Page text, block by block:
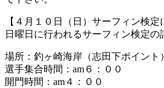
【４月１０日（日）サーフィン検定
日曜日に行われるサーフィン検定の
場所：釣ヶ崎海岸（志田下ポイント）
選手集合時間：am６：００
開門時間：am４：００